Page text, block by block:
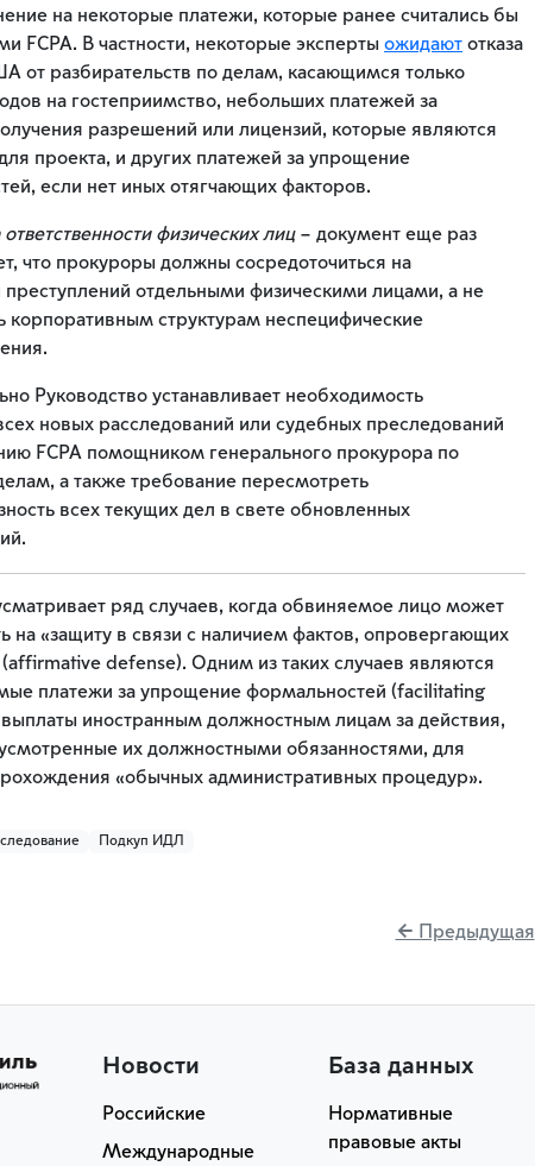
на некоторые платежи, которые ранее считались бы
FCPA. В частности, некоторые эксперты ожидают отказа
от разбирательств по делам, касающимся только
на гостеприимство, небольших платежей за
разрешений или лицензий, которые являются
проекта, и других платежей за упрощение
если нет иных отягчающих факторов.
физических лиц– документ еще раз
что прокуроры должны сосредоточиться на
отдельными физическими лицами, а не
корпоративным структурам неспецифические
Руководство устанавливает необходимость
новых расследований или судебных преследований
FCPA помощником генерального прокурора по
а также требование пересмотреть
всех текущих дел в свете обновленных
ряд случаев, когда обвиняемое лицо может
на «защиту в связи с наличием фактов, опровергающих
defense). Одним из таких случаев являются
платежи за упрощение формальностей (facilitating
иностранным должностным лицам за действия,
их должностными обязанностями, для
«обычных административных процедур».
Подкуп ИДЛ
← Предыдущая
Новости
Российские
Международные
База данных
Нормативные
правовые акты